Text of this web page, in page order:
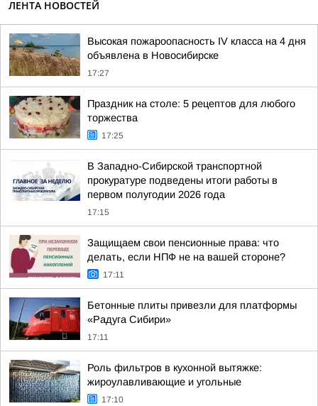
ЛЕНТА НОВОСТЕЙ
Высокая пожароопасность IV класса на 4 дня
объявлена в Новосибирске
17:27
Праздник на столе: 5 рецептов для любого
торжества
17:25
В Западно-Сибирской транспортной
прокуратуре подведены итоги работы в
первом полугодии 2026 года
17:15
Защищаем свои пенсионные права: что
делать, если НПФ не на вашей стороне?
17:11
Бетонные плиты привезли для платформы
«Радуга Сибири»
17:11
Роль фильтров в кухонной вытяжке:
жироулавливающие и угольные
17:10